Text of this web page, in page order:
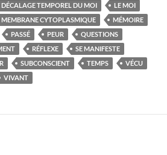
DÉCALAGE TEMPOREL DU MOI
LE MOI
MEMBRANE CYTOPLASMIQUE
MÉMOIRE
PASSÉ PEUR
QUESTIONS
RÉFLEXE
SE MANIFESTE
SUBCONSCIENT TEMPS
VÉCU
VIVANT